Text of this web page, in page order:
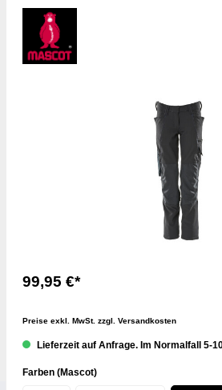
99,95 €*
Preise exkl. MwSt. zzgl. Versandkosten
Lieferzeit auf Anfrage. Im Normalfall 5-
Farben (Mascot)